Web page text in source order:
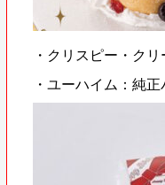
・クリスピー・ク
・ユーハイム：純